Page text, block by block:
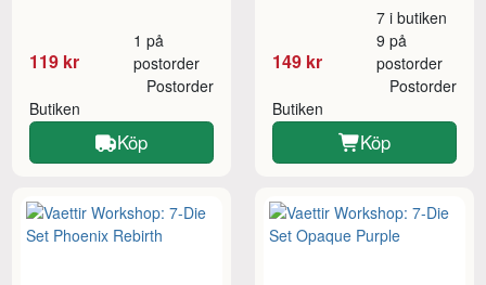
119 kr
1 på
postorder
Butiken
Postorder
Köp
149 kr
7 i butiken
9 på
postorder
Butiken
Postorder
Köp